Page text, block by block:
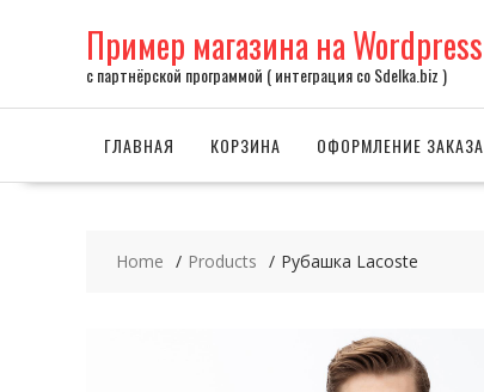
Пример магазина на Wordpress
с партнёрской программой ( интеграция со Sdelka.biz )
ГЛАВНАЯ КОРЗИНА ОФОРМЛЕНИЕ ЗАКАЗА
Home Products Рубашка Lacoste